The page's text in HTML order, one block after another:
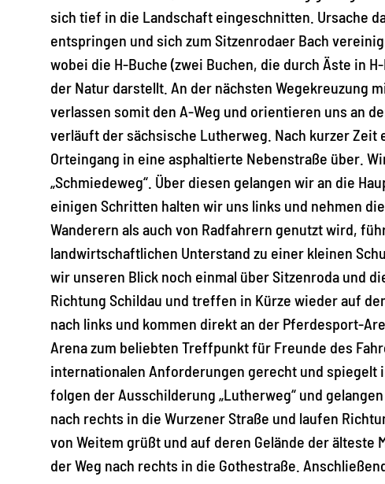
sich tief in die Landschaft eingeschnitten. Ursache
entspringen und sich zum Sitzenrodaer Bach
wobei die H-Buche (zwei Buchen, die durch Äste in
der Natur darstellt. An der nächsten Wegekreuzung
verlassen somit den A-Weg und orientieren uns an
verläuft der sächsische Lutherweg. Nach kurzer Zeit
Orteingang in eine asphaltierte Nebenstraße über.
„Schmiedeweg“. Über diesen gelangen wir an die
einigen Schritten halten wir uns links und nehmen
Wanderern als auch von Radfahrern genutzt wird,
landwirtschaftlichen Unterstand zu einer kleinen
wir unseren Blick noch einmal über Sitzenroda und
Richtung Schildau und treffen in Kürze wieder auf
nach links und kommen direkt an der Pferdesport-
Arena zum beliebten Treffpunkt für Freunde des
internationalen Anforderungen gerecht und
folgen der Ausschilderung „Lutherweg“ und
nach rechts in die Wurzener Straße und laufen
von Weitem grüßt und auf deren Gelände der
der Weg nach rechts in die Gothestraße.